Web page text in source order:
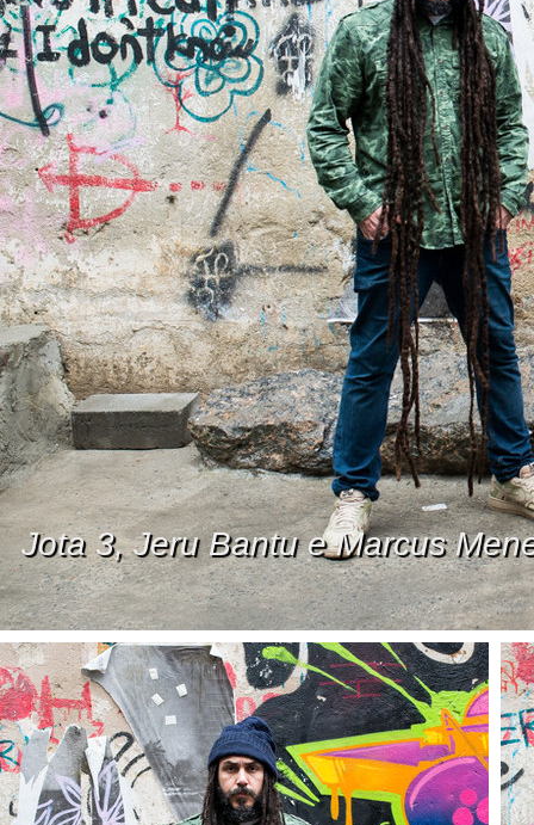
Jota 3, Jeru Bantu e Marcus